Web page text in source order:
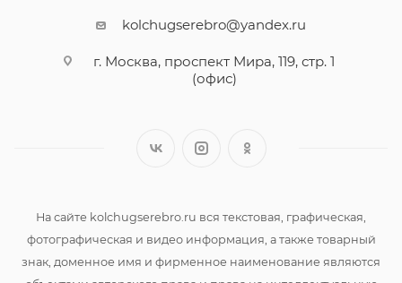
kolchugserebro@yandex.ru
г. Москва, проспект Мира, 119, стр. 1
(офис)
На сайте kolchugserebro.ru вся текстовая, графическая,
фотографическая и видео информация, а также товарный
знак, доменное имя и фирменное наименование являются